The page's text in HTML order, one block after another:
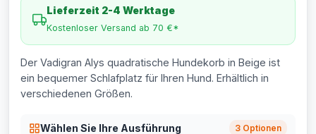
Lieferzeit 2-4 Werktage
Kostenloser Versand ab 70 €*
Der Vadigran Alys quadratische Hundekorb in Beige ist
ein bequemer Schlafplatz für Ihren Hund. Erhältlich in
verschiedenen Größen.
Wählen Sie Ihre Ausführung 3 Optionen